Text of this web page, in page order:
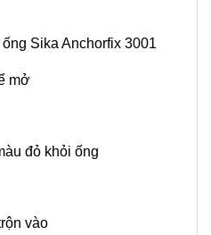
Sika Anchorfix 3001
mở
đỏ khỏi ống
vào